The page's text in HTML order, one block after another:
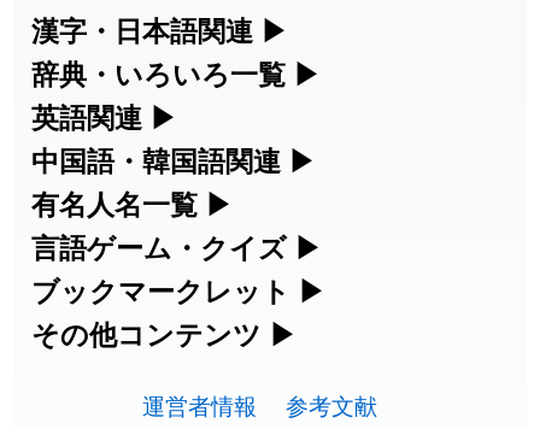
2026-08-06 「 」のイメージを追加しました
2026-08-06 「 胆石」のイメージを追加しました
2026-08-06 「
2026-08-06
2026-08-06 」のイメージを追加しました
2026-08-06 「截 」のイメージを追加しました
2026-08-06 「発売 」のイメージを追加しました
2026-08-06 「大筋」のイメージを追加しました
漢字・日本語関連 ▶
漢字の読み方検索、手書き入力、書き順
練習など、日本語学習に役立つツールを
集めています。
人名漢字辞典 - 読み方検索
手書き漢字入力
漢字の書き方・書き順 書き取り練習
辞典・いろいろ一覧 ▶
部首・画数別の漢字一覧、熟語辞典、地
名・駅名検索など、各種リファレンスツ
ールです。
部首画数別漢字一覧
常用漢字一覧
英語関連 ▶
カタカナ語・略語の意味検索、発音記
号、リスニング練習など英語学習ツール
です。
カタカナ語の意味・発音・類語辞典
英語の発音記号一覧
中国語・韓国語関連 ▶
中国語のピンイン変換、韓国語の手書き
入力など、アジア言語学習ツールです。
手書き中国語入力 変換ツール
有名人名一覧 ▶
海外セレブやスポーツ選手の名前の読み
方・発音を確認できます。
海外有名人の苗字・名前一覧と発音
言語ゲーム・クイズ ▶
四字熟語パズルや漢字クイズなど、楽し
みながら学べるゲームです。
ブックマークレット ▶
ブラウザに登録して、どのサイトからで
す。
その他コンテンツ ▶
その他の便利ツールです。
運営者情報 参考文献